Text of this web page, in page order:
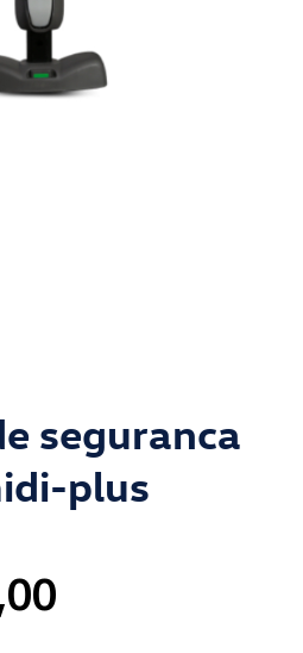
seguranca
plus